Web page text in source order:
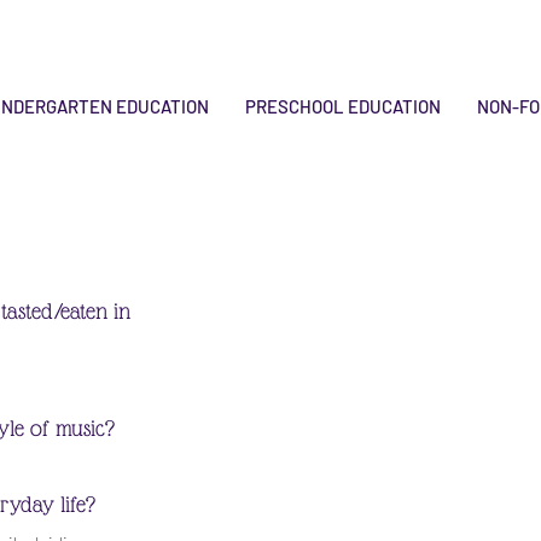
EDUCATION PRESCHOOL EDUCATION NON-
eaten in
of music?
life?